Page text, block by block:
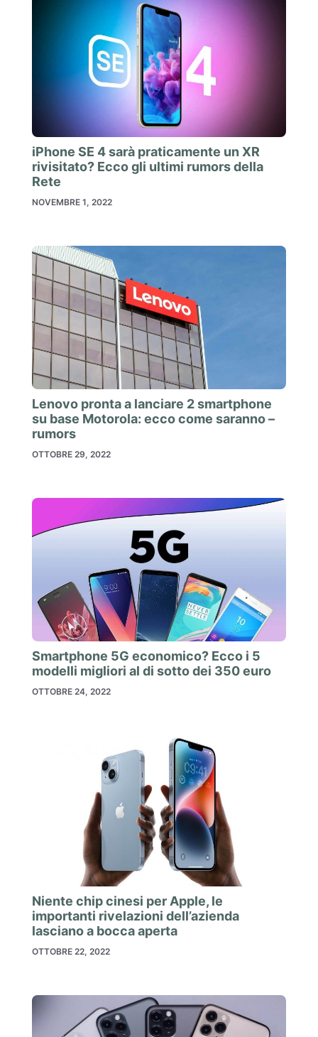
iPhone SE 4 sarà praticamente un XR
rivisitato? Ecco gli ultimi rumors della
Rete
NOVEMBRE 1, 2022
Lenovo pronta a lanciare 2 smartphone
su base Motorola: ecco come saranno –
rumors
OTTOBRE 29, 2022
Smartphone 5G economico? Ecco i 5
modelli migliori al di sotto dei 350 euro
OTTOBRE 24, 2022
Niente chip cinesi per Apple, le
importanti rivelazioni dell’azienda
lasciano a bocca aperta
OTTOBRE 22, 2022